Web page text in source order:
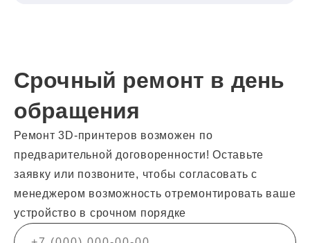
Срочный ремонт в день
обращения
Ремонт 3D-принтеров возможен по
предварительной договоренности! Оставьте
заявку или позвоните, чтобы согласовать с
менеджером возможность отремонтировать ваше
устройство в срочном порядке